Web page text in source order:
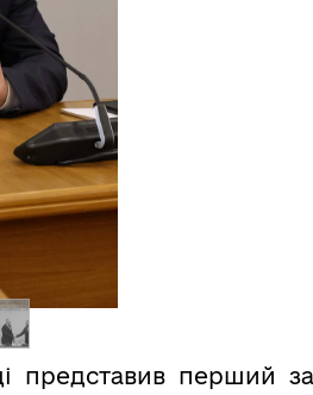
представив перший